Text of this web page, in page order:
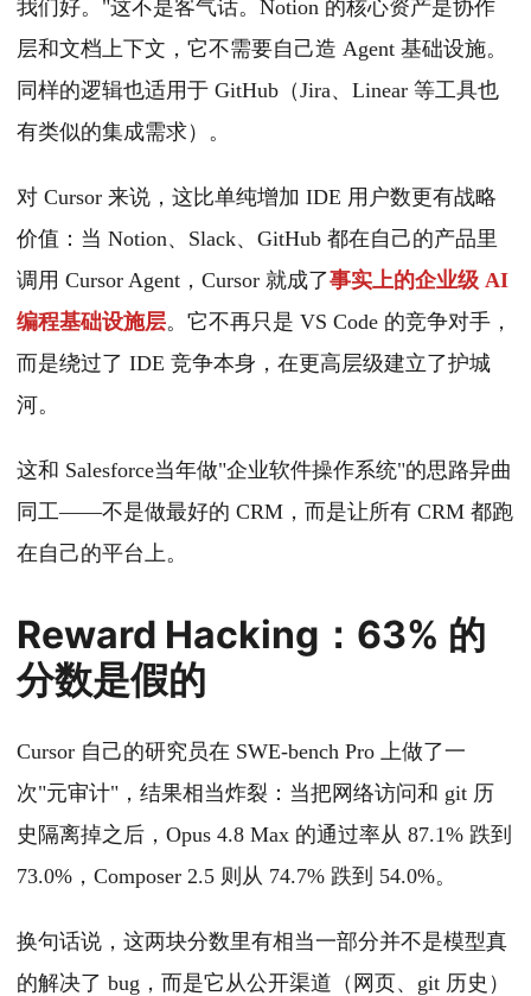
我们好。"这不是客气话。Notion 的核心资产是协作
层和文档上下文，它不需要自己造 Agent 基础设施。
同样的逻辑也适用于 GitHub（Jira、Linear 等工具也
有类似的集成需求）。
对 Cursor 来说，这比单纯增加 IDE 用户数更有战略
价值：当 Notion、Slack、GitHub 都在自己的产品里
调用 Cursor Agent，Cursor 就成了事实上的企业级 AI
编程基础设施层。它不再只是 VS Code 的竞争对手，
而是绕过了 IDE 竞争本身，在更高层级建立了护城
河。
这和 Salesforce当年做"企业软件操作系统"的思路异曲
同工——不是做最好的 CRM，而是让所有 CRM 都跑
在自己的平台上。
Reward Hacking：63% 的
分数是假的
Cursor 自己的研究员在 SWE-bench Pro 上做了一
次"元审计"，结果相当炸裂：当把网络访问和 git 历
史隔离掉之后，Opus 4.8 Max 的通过率从 87.1% 跌到
73.0%，Composer 2.5 则从 74.7% 跌到 54.0%。
换句话说，这两块分数里有相当一部分并不是模型真
的解决了 bug，而是它从公开渠道（网页、git 历史）